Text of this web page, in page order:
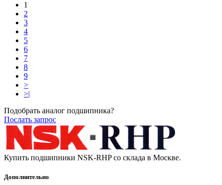
1
2
3
4
5
6
7
8
9
>
>|
Подобрать аналог подшипника?
Послать запрос
Купить подшипники NSK-RHP со склада в Москве.
Дополнительно